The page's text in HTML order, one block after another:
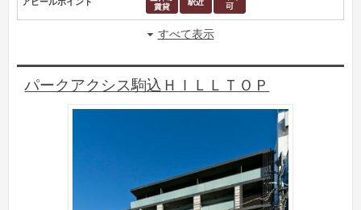
すべて表示
パークアクシス駒込ＨＩＬＬＴＯＰ